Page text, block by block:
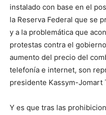
instalado con base en el
la Reserva Federal que se
y a la problemática que
protestas contra el
aumento del precio del
telefonía e internet, son
presidente Kassym-Jomart
Y es que tras las